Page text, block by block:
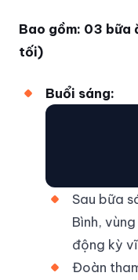
Bao gồm: 03 bữa
tối)
Buổi sáng:
Sau bữa
Bình,
động kỳ
Đoàn